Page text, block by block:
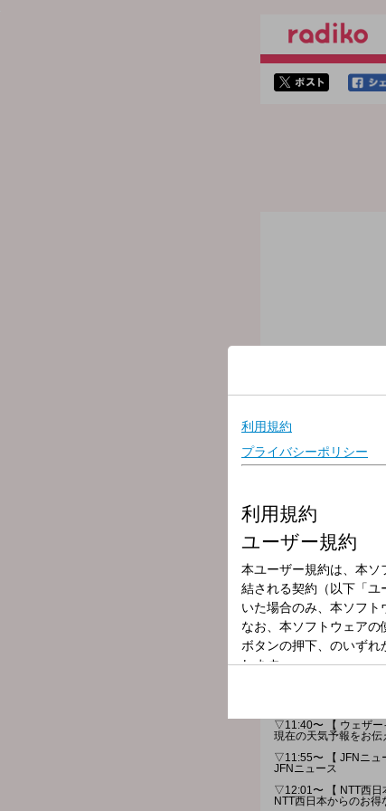
放送局
放送時間
2025年9月
番組名
FMK InStyle
▽11:40〜 【 ウェザー
現在の天気予報をお伝
▽11:55〜 【 JFNニュ
JFNニュース
▽12:01〜 【 NTT西日
NTT西日本からのお得